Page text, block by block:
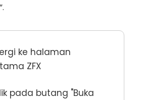
ke halaman
ZFX
pada butang "Buka